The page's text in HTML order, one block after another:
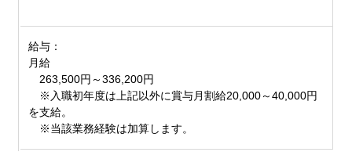
給与：
月給
263,500円～336,200円
※入職初年度は上記以外に賞与月割給20,000～40,000円
を支給。
※当該業務経験は加算します。